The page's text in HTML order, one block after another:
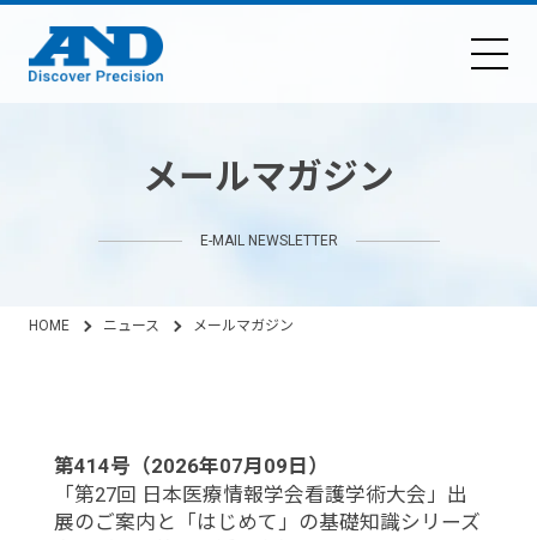
メールマガジン
E-MAIL NEWSLETTER
HOME ニュース メールマガジン
第414号（2026年07月09日）
「第27回 日本医療情報学会看護学術大会」出
展のご案内と「はじめて」の基礎知識シリーズ